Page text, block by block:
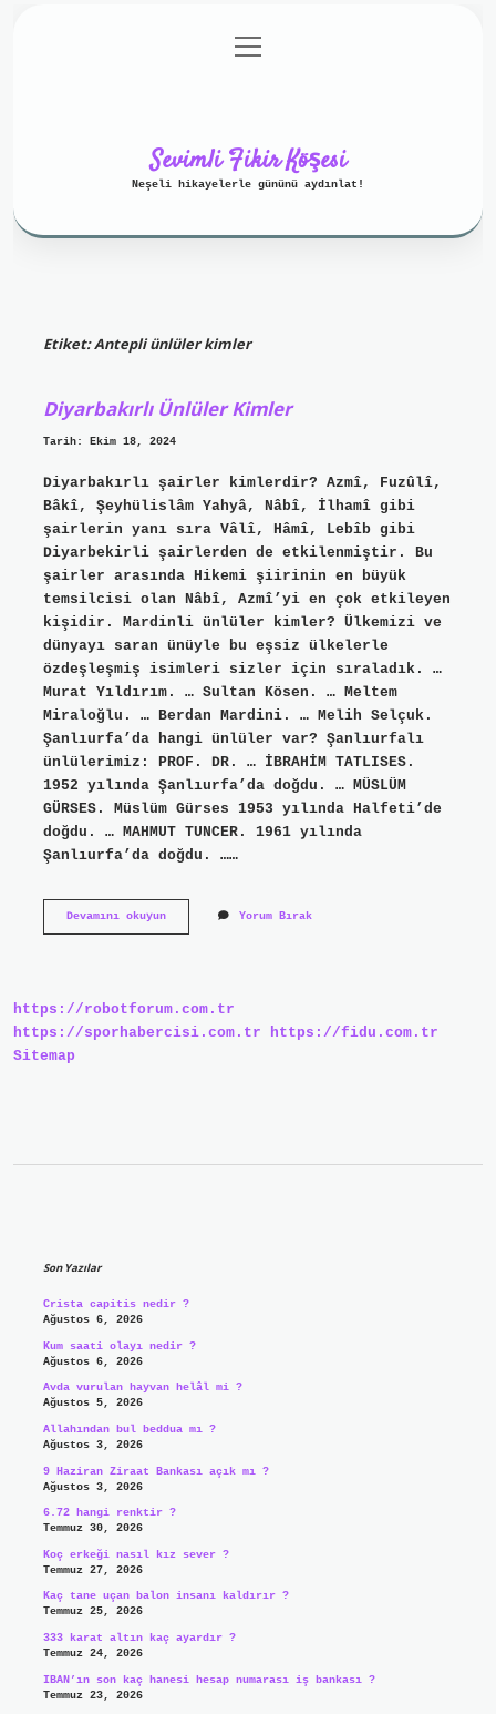
Gizlilik Politikası
menüyü
aç
Sevimli Fikir Köşesi
Neşeli hikayelerle gününü aydınlat!
Etiket:Antepli ünlüler kimler
Diyarbakırlı Ünlüler Kimler
Tarih: Ekim 18, 2024
Diyarbakırlı şairler kimlerdir? Azmî, Fuzûlî,
Bâkî, Şeyhülislâm Yahyâ, Nâbî, İlhamî gibi
şairlerin yanı sıra Vâlî, Hâmî, Lebîb gibi
Diyarbekirli şairlerden de etkilenmiştir. Bu
şairler arasında Hikemi şiirinin en büyük
temsilcisi olan Nâbî, Azmî’yi en çok etkileyen
kişidir. Mardinli ünlüler kimler? Ülkemizi ve
dünyayı saran ünüyle bu eşsiz ülkelerle
özdeşleşmiş isimleri sizler için sıraladık. …
Murat Yıldırım. … Sultan Kösen. … Meltem
Miraloğlu. … Berdan Mardini. … Melih Selçuk.
Şanlıurfa’da hangi ünlüler var? Şanlıurfalı
ünlülerimiz: PROF. DR. … İBRAHİM TATLISES.
1952 yılında Şanlıurfa’da doğdu. … MÜSLÜM
GÜRSES. Müslüm Gürses 1953 yılında Halfeti’de
doğdu. … MAHMUT TUNCER. 1961 yılında
Şanlıurfa’da doğdu. ……
Devamını okuyunDiyarbakırlıYorum Bırak
https://robotforum.com.tr
https://sporhabercisi.com.tr
https://fidu.com.tr
Sitemap
Son Yazılar
Crista capitis nedir ?
Ağustos 6, 2026
Kum saati olayı nedir ?
Ağustos 6, 2026
Avda vurulan hayvan helâl mi ?
Ağustos 5, 2026
Allahından bul beddua mı ?
Ağustos 3, 2026
9 Haziran Ziraat Bankası açık mı ?
Ağustos 3, 2026
6.72 hangi renktir ?
Temmuz 30, 2026
Koç erkeği nasıl kız sever ?
Temmuz 27, 2026
Kaç tane uçan balon insanı kaldırır ?
Temmuz 25, 2026
333 karat altın kaç ayardır ?
Temmuz 24, 2026
IBAN’ın son kaç hanesi hesap numarası iş bankası ?
Temmuz 23, 2026